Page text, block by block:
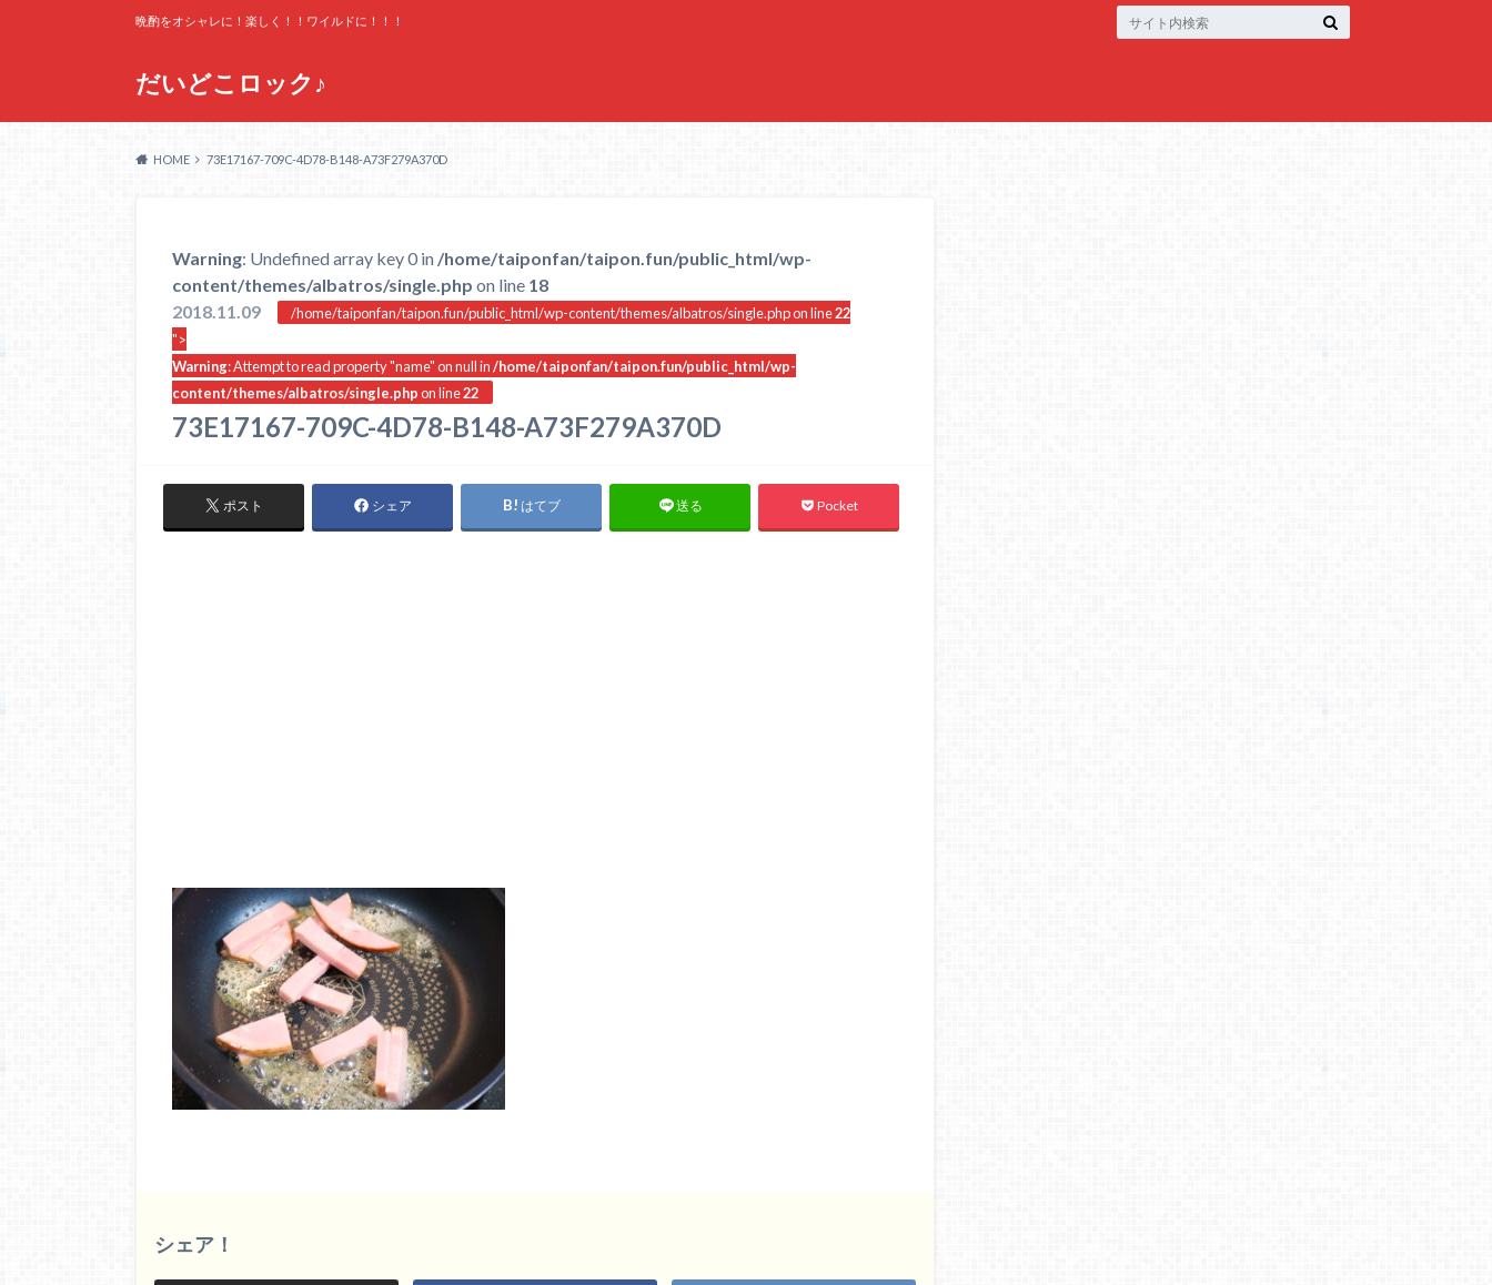
だいどこロック♪
晩酌をオシャレに！楽しく！！ワイルドに！！！
HOME 73E17167-709C-4D78-B148-A73F279A370D
Warning: Undefined array key 0 in /home/taiponfan/taipon.fun/public_html/wp-
content/themes/albatros/single.php on line 18
2018.11.09
/home/taiponfan/taipon.fun/public_html/wp-content/themes/albatros/single.php on line22
">
Warning: Attempt to read property "name" on null in /home/taiponfan/taipon.fun/public_html/wp-
content/themes/albatros/single.phpon line22
73E17167-709C-4D78-B148-A73F279A370D
ポスト シェア はてブ 送る Pocket
シェア！